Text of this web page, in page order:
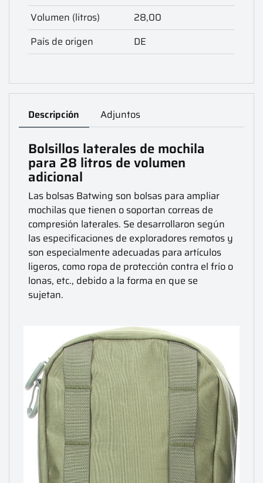
Volumen (litros)
28,00
País de origen
DE
Descripción Adjuntos
Bolsillos laterales de mochila
para 28 litros de volumen
adicional
Las bolsas Batwing son bolsas para ampliar
mochilas que tienen o soportan correas de
compresión laterales. Se desarrollaron según
las especificaciones de exploradores remotos y
son especialmente adecuadas para artículos
ligeros, como ropa de protección contra el frío o
lonas, etc., debido a la forma en que se
sujetan.